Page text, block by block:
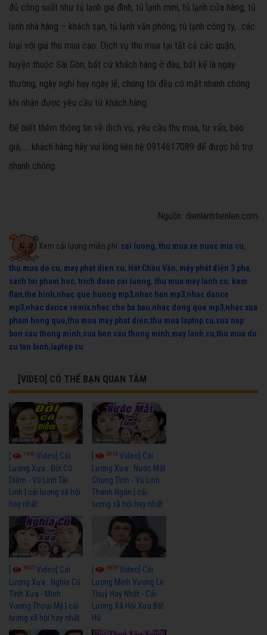
đủ công suất như tủ lạnh gia đình, tủ lạnh mini, tủ lạnh cửa hàng, tủ
lạnh nhà hàng – khách sạn, tủ lạnh văn phòng, tủ lạnh công ty,…các
loại với giá thu mua cao. Dịch vụ thu mua tại tất cả các quận,
huyện thuộc Sài Gòn, bất cứ khách hàng ở đâu, bất kể là ngày
thường, ngày nghỉ hay ngày lễ, chúng tôi đều có mặt nhanh chóng
khi nhận được yêu cầu từ khách hàng.
Để biết thêm thông tin về dịch vụ, yêu cầu thu mua, tư vấn, báo
giá, … khách hàng hãy vui lòng liên hệ 0914617089 để được hỗ trợ
nhanh chóng.
Nguồn: dienlanhtienlen.com
Xem cải lương miễn phí: cai luong, thu mua xe nuoc mia cu,
thu mua do cu, may phat dien cu, Hát Chầu Văn, máy phát điện 3 pha,
sach toi pham hoc, trich doan cai luong, thu mua may lanh cu, kem
flan,the hinh,nhac que huong mp3,nhac han mp3,nhac dance
mp3,nhac dance remix,nhac cho ba bau,nhac dong que mp3,nhac xua
pham hong que,thu mua may phat dien,thu mua laptop cu,sua nap
bon cau thong minh,sua bon cau thong minh,may lanh cu,thu mua do
cu tan binh, laptop cu
[VIDEO] CÓ THỂ BẠN QUAN TÂM
7665 Video] Cải
Lương Xưa : Đời Cô
Diễm - Vũ Linh Tài
Linh | cải lương xã hội
hay nhất
6918Video] Cải
Lương Xưa : Nước Mắt
Chung Tình - Vũ Linh
Thanh Ngân | cải
lương xã hội hay nhất
6055 Video] Cải
Lương Xưa : Nghĩa Cũ
Tình Xưa - Minh
Vương Thoại Mỹ | cải
lương xã hội hay nhất
6678Video] Cải
Lương Minh Vương Lệ
Thuỷ Hay Nhất - Cải
Lương Xã Hội Xưa Bất
Hủ